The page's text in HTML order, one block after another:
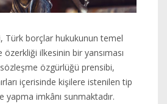
Türk borçlar hukukunun temel
ilkesinin bir yansıması
özgürlüğü prensibi,
içerisinde kişilere istenilen tip
yapma imkânı sunmaktadır.